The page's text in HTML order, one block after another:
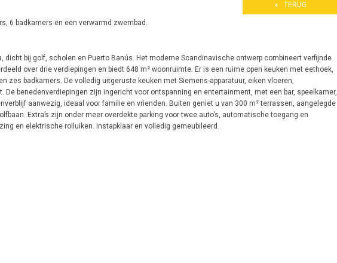
TERUG
6 badkamers en een verwarmd zwembad.
dicht bij golf, scholen en Puerto Banús. Het moderne Scandinavische ontwerp combineert verfijnde
over drie verdiepingen en biedt 648 m² woonruimte. Er is een ruime open keuken met eethoek,
zes badkamers. De volledig uitgeruste keuken met Siemens-apparatuur, eiken vloeren,
benedenverdiepingen zijn ingericht voor ontspanning en entertainment, met een bar, speelkamer,
aanwezig, ideaal voor familie en vrienden. Buiten geniet u van 300 m² terrassen, aangelegde
Extra’s zijn onder meer overdekte parking voor twee auto’s, automatische toegang en
en elektrische rolluiken. Instapklaar en volledig gemeubileerd.